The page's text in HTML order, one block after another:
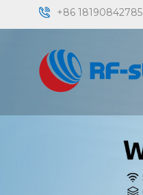
+86 18190842785